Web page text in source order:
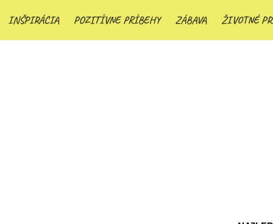
INŠPIRÁCIA POZITÍVNE PRÍBEHY ZÁBAVA ŽIVOTNÉ